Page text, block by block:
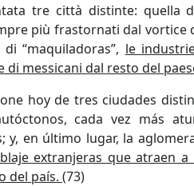
tre città distinte: quella
più frastornati dal vortice
“maquiladoras”, le
di messicani dal resto del
hoy de tres ciudades
cada vez más
y, en último lugar, la
extranjeras que atraen
del país. (73)